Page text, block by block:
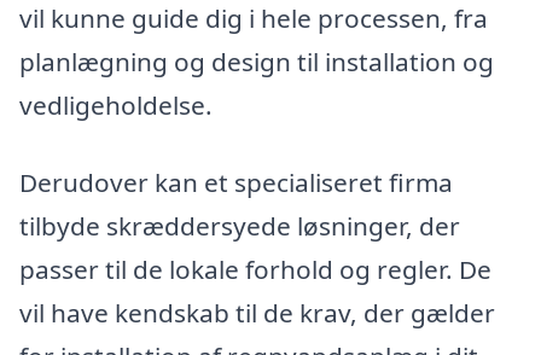
vil kunne guide dig i hele processen, fra
planlægning og design til installation og
vedligeholdelse.
Derudover kan et specialiseret firma
tilbyde skræddersyede løsninger, der
passer til de lokale forhold og regler. De
vil have kendskab til de krav, der gælder